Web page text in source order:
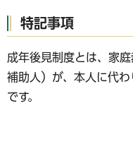
特記事項
成年後見制度とは、家
補助人）が、本人に代
です。